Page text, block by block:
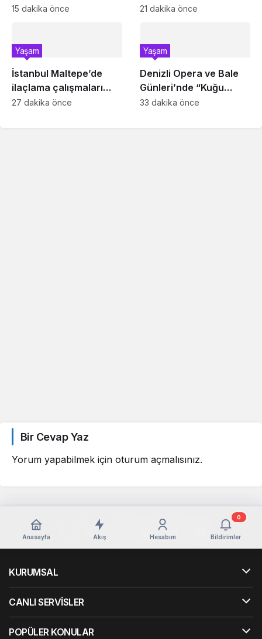
Farkındalık Çalıştayı
15 dakika önce
Esentepeliler’i dinledi
21 dakika önce
İstanbul Maltepe’de
ilaçlama çalışmaları
sürüyor
Yaşam
27 dakika önce
Denizli Opera ve Bale
Günleri’nde “Kuğu
Gölü” büyüsü
Yaşam
33 dakika önce
Bir Cevap Yaz
Yorum yapabilmek için oturum açmalısınız.
Anasayfa Akış Hesabım Bildirimler
0
KURUMSAL
CANLI SERVİSLER
POPÜLER KONULAR